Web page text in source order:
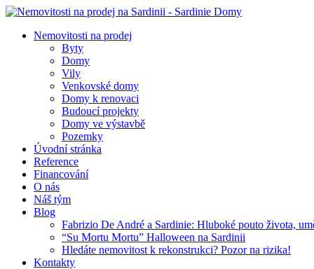
Nemovitosti na prodej
Byty
Domy
Vily
Venkovské domy
Domy k renovaci
Budoucí projekty
Domy ve výstavbě
Pozemky
Úvodní stránka
Reference
Financování
O nás
Náš tým
Blog
Fabrizio De André a Sardinie: Hluboké pouto života,
“Su Mortu Mortu” Halloween na Sardinii
Hledáte nemovitost k rekonstrukci? Pozor na rizika!
Kontakty